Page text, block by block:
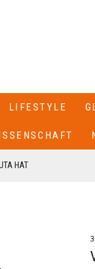
LIFESTYLE
HAT